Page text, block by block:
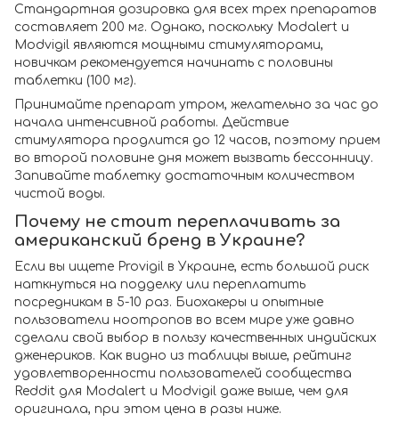
Стандартная дозировка для всех трех препаратов
составляет 200 мг. Однако, поскольку Modalert и
Modvigil являются мощными стимуляторами,
новичкам рекомендуется начинать с половины
таблетки (100 мг).
Принимайте препарат утром, желательно за час до
начала интенсивной работы. Действие
стимулятора продлится до 12 часов, поэтому прием
во второй половине дня может вызвать бессонницу.
Запивайте таблетку достаточным количеством
чистой воды.
Почему не стоит переплачивать за
американский бренд в Украине?
Если вы ищете Provigil в Украине, есть большой риск
наткнуться на подделку или переплатить
посредникам в 5-10 раз. Биохакеры и опытные
пользователи ноотропов во всем мире уже давно
сделали свой выбор в пользу качественных индийских
дженериков. Как видно из таблицы выше, рейтинг
удовлетворенности пользователей сообщества
Reddit для Modalert и Modvigil даже выше, чем для
оригинала, при этом цена в разы ниже.